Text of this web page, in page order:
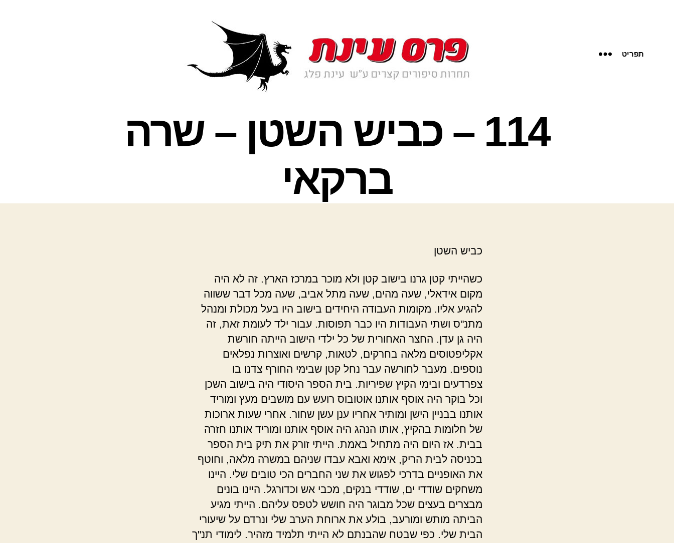
תפריט
114 – כביש השטן – שרה
ברקאי
כביש השטן
כשהייתי קטן גרנו בישוב קטן ולא מוכר במרכז הארץ. זה לא היה
מקום אידאלי, שעה מהים, שעה מתל אביב, שעה מכל דבר ששווה
להגיע אליו. מקומות העבודה היחידים בישוב היו בעל מכולת ומנהל
מתנ"ס ושתי העבודות היו כבר תפוסות. עבור ילד לעומת זאת, זה
היה גן עדן. החצר האחורית של כל ילדי הישוב הייתה חורשת
אקליפטוסים מלאה בחרקים, לטאות, קרשים ואוצרות נפלאים
נוספים. מעבר לחורשה עבר נחל קטן שבימי החורף צדנו בו
צפרדעים ובימי הקיץ שפיריות. בית הספר היסודי היה בישוב השכן
וכל בוקר היה אוסף אותנו אוטובוס רועש עם מושבים מעץ ומוריד
אותנו בבניין הישן ומותיר אחריו ענן עשן שחור. אחרי שעות ארוכות
של חלומות בהקיץ, אותו הנהג היה אוסף אותנו ומוריד אותנו חזרה
בבית. אז היום היה מתחיל באמת. הייתי זורק את תיק בית הספר
בכניסה לבית הריק, אימא ואבא עבדו שניהם במשרה מלאה, וחוטף
את האופניים בדרכי לפגוש את שני החברים הכי טובים שלי. היינו
משחקים שודדי ים, שודדי בנקים, מכבי אש וכדורגל. היינו בונים
מבצרים בעצים שכל מבוגר היה חושש לטפס עליהם. הייתי מגיע
הביתה מותש ומורעב, בולע את ארוחת הערב שלי ונרדם על שיעורי
הבית שלי. כפי שבטח שהבנתם לא הייתי תלמיד מזהיר. לימודי תנ"ך